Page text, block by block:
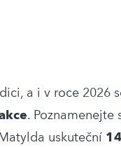
a i v roce 2026
. Poznamenejte
uskuteční